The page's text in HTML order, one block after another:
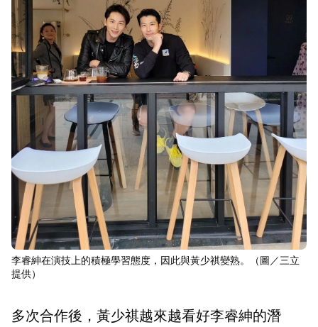
李睿紳在演技上的積極學習態度，因此與黃少祺變熟。（圖／三立
提供）
多次合作後，黃少祺越來越看好李睿紳的潛